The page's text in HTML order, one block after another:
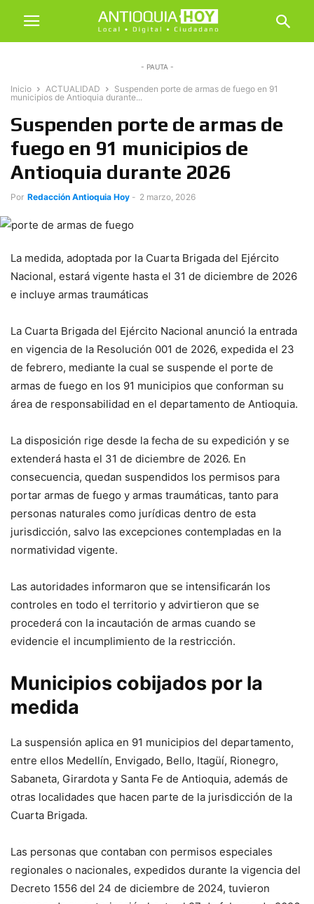
- PAUTA -
Inicio ACTUALIDAD
Suspenden porte de armas de fuego en 91
municipios de Antioquia durante...
Suspenden porte de armas de
fuego en 91 municipios de
Antioquia durante 2026
Por Redacción Antioquia Hoy - 2 marzo, 2026
La medida, adoptada por la Cuarta Brigada del Ejército
Nacional, estará vigente hasta el 31 de diciembre de 2026
e incluye armas traumáticas
La Cuarta Brigada del Ejército Nacional anunció la entrada
en vigencia de la Resolución 001 de 2026, expedida el 23
de febrero, mediante la cual se suspende el porte de
armas de fuego en los 91 municipios que conforman su
área de responsabilidad en el departamento de Antioquia.
La disposición rige desde la fecha de su expedición y se
extenderá hasta el 31 de diciembre de 2026. En
consecuencia, quedan suspendidos los permisos para
portar armas de fuego y armas traumáticas, tanto para
personas naturales como jurídicas dentro de esta
jurisdicción, salvo las excepciones contempladas en la
normatividad vigente.
Las autoridades informaron que se intensificarán los
controles en todo el territorio y advirtieron que se
procederá con la incautación de armas cuando se
evidencie el incumplimiento de la restricción.
Municipios cobijados por la
medida
La suspensión aplica en 91 municipios del departamento,
entre ellos Medellín, Envigado, Bello, Itagüí, Rionegro,
Sabaneta, Girardota y Santa Fe de Antioquia, además de
otras localidades que hacen parte de la jurisdicción de la
Cuarta Brigada.
Las personas que contaban con permisos especiales
regionales o nacionales, expedidos durante la vigencia del
Decreto 1556 del 24 de diciembre de 2024, tuvieron